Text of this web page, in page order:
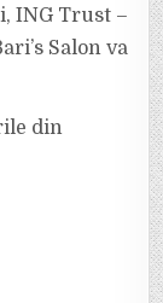
ING Trust –
Salon va
din